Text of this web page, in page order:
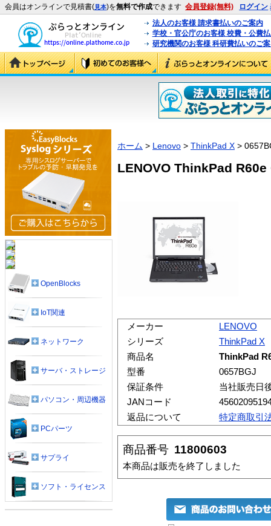
会員はオンラインで見積書(見本)を無料で作成できます 会員登録(無料) ログイン
法人のお客様 請求書払いのご案内
学校・官公庁のお客様 校費・公費
研究機関のお客様 科研費払いのご
ホーム > Lenovo > ThinkPad X >
LENOVO ThinkPad
メーカー
LENOVO
シリーズ
ThinkPad X
商品名
ThinkPad
型番
0657BGJ
保証条件
当社販売日
JANコード
返品について
特定商取引
商品番号 11800603
本商品は販売を終了しました
OpenBlocks
IoT関連
ネットワーク
サーバ・ストレージ
パソコン・周辺機器
PCパーツ
サプライ
ソフト・ライセンス